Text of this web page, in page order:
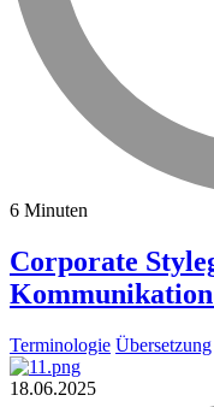
6 Minuten
Corporate
Terminologie Übersetzung
18.06.2025